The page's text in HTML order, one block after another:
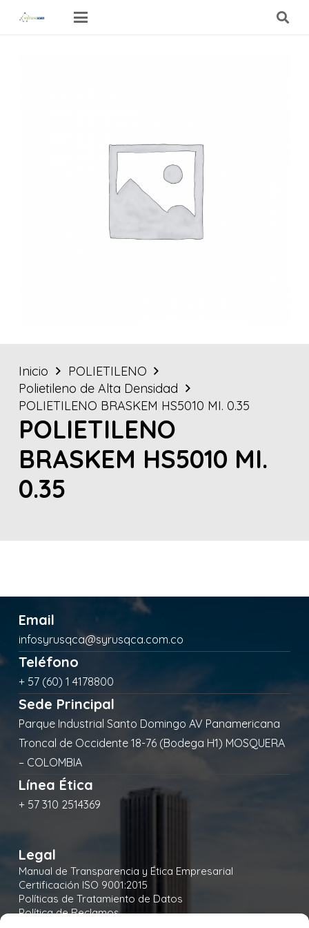
Inicio
POLIETILENO
Polietileno de Alta Densidad
POLIETILENO BRASKEM HS5010 MI. 0.35
POLIETILENO
BRASKEM HS5010 MI.
0.35
Email
infosyrusqca@syrusqca.com.co
Teléfono
+ 57 (60) 1 4178800
Sede Principal
Parque Industrial Santo Domingo AV Panamericana
Troncal de Occidente 18-76 (Bodega H1) MOSQUERA
– COLOMBIA
Línea Ética
+ 57 310 2514369
Legal
Manual de Transparencia y Ética Empresarial
Certificación ISO 9001:2015
Políticas de Tratamiento de Datos
Política de Reclamos